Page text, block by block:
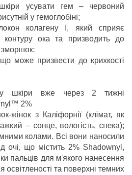
шкіри усувати гем – червоний
у гемоглобіні;
колагену I, який сприяє
контуру ока та призводить до
зморшок;
може призвести до крихкості
шкіри вже через 2 тижні
2%
жінок з Каліфорнії (клімат, як
– сонце, вологість, спека);
колами. Всі вони наносили
очі, що містить 2% Shadownyl,
пальців для м'якого нанесення
освітленості та поверхні темних